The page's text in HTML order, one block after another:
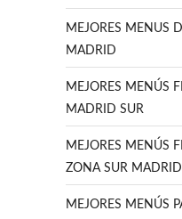
MEJORES MENUS
MADRID
MEJORES MENÚS
MADRID SUR
MEJORES MENÚS
ZONA SUR MADRID
MEJORES MENÚS